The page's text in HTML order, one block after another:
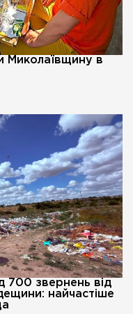
Миколаївщину в
700 звернень від
найчастіше